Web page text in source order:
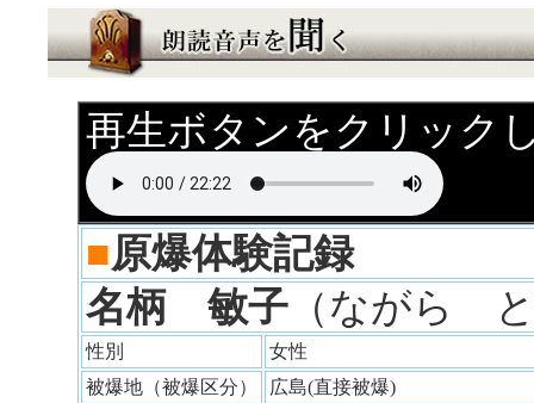
再生ボタンをクリック
■原爆体験記録
名柄 敏子 （ながら
性別
女性
被爆地（被爆区分）
広島(直接被爆)